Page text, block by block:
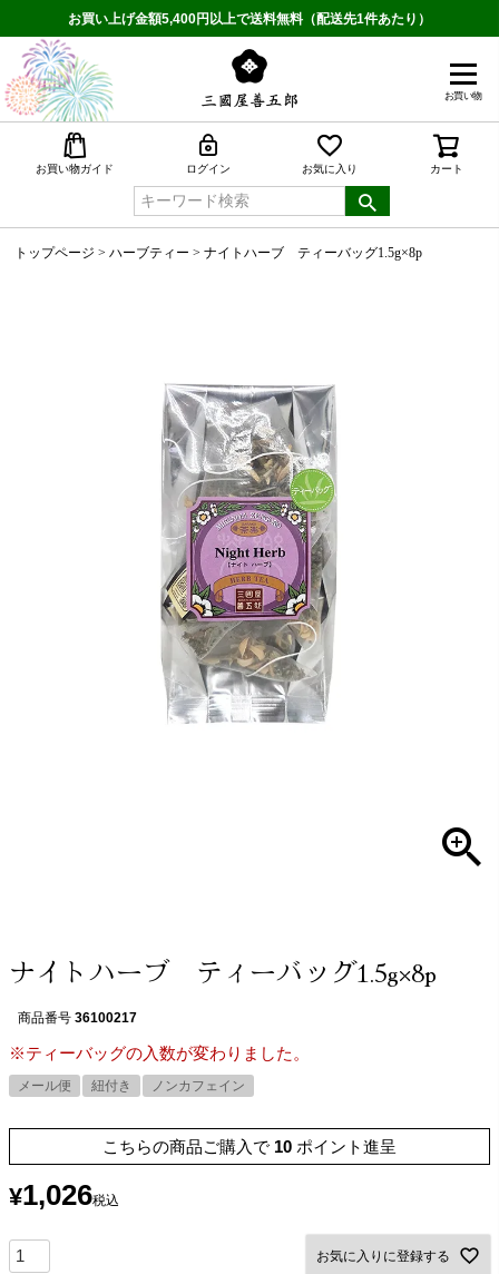
お買い上げ金額5,400円以上で送料無料（配送先1件あたり）
お買い物
お買い物ガイド ログイン お気に入り カート
トップページ ハーブティー ナイトハーブ ティーバッグ1.5g×8p
ナイトハーブ ティーバッグ1.5g×8p
商品番号 36100217
※ティーバッグの入数が変わりました。
メール便 紐付き ノンカフェイン
こちらの商品ご購入で 10 ポイント進呈
¥1,026税込
お気に入りに登録する